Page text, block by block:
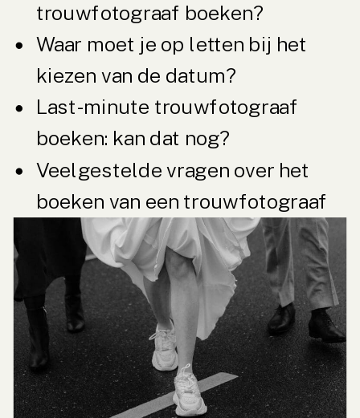
trouwfotograaf boeken?
Waar moet je op letten bij het
kiezen van de datum?
Last-minute trouwfotograaf
boeken: kan dat nog?
Veelgestelde vragen over het
boeken van een trouwfotograaf